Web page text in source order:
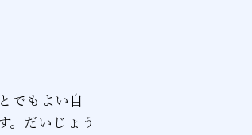
でもよい自
。だいじょう